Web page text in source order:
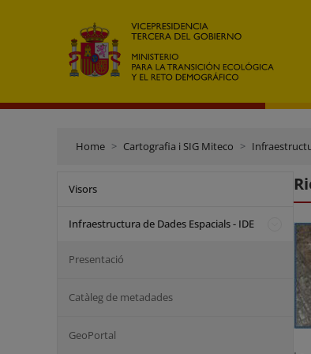
Home Cartografia i SIG Miteco
Visors
Infraestructura de Dades Espacials - IDE
Presentació
Catàleg de metadades
GeoPortal